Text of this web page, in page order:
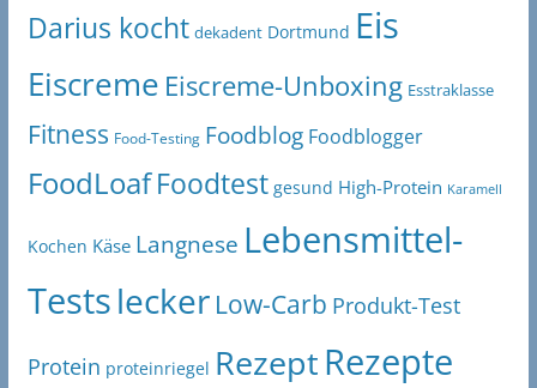
Darius kocht dekadent Dortmund Eis
Eiscreme Eiscreme-Unboxing Esstraklasse
Fitness Food-Testing Foodblog Foodblogger
FoodLoaf Foodtest gesund High-Protein Karamell
Kochen Käse Langnese Lebensmittel-
Testslecker Low-Carb Produkt-Test
Protein proteinriegel RezeptRezepte